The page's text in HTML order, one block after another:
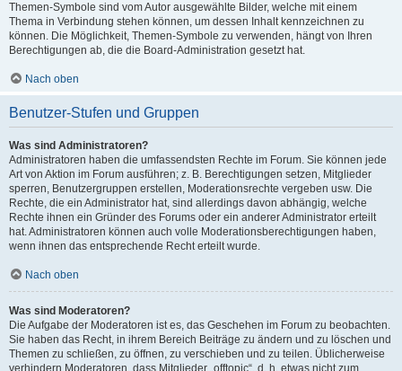
Themen-Symbole sind vom Autor ausgewählte Bilder, welche mit einem
Thema in Verbindung stehen können, um dessen Inhalt kennzeichnen zu
können. Die Möglichkeit, Themen-Symbole zu verwenden, hängt von Ihren
Berechtigungen ab, die die Board-Administration gesetzt hat.
Nach oben
Benutzer-Stufen und Gruppen
Was sind Administratoren?
Administratoren haben die umfassendsten Rechte im Forum. Sie können jede
Art von Aktion im Forum ausführen; z. B. Berechtigungen setzen, Mitglieder
sperren, Benutzergruppen erstellen, Moderationsrechte vergeben usw. Die
Rechte, die ein Administrator hat, sind allerdings davon abhängig, welche
Rechte ihnen ein Gründer des Forums oder ein anderer Administrator erteilt
hat. Administratoren können auch volle Moderationsberechtigungen haben,
wenn ihnen das entsprechende Recht erteilt wurde.
Nach oben
Was sind Moderatoren?
Die Aufgabe der Moderatoren ist es, das Geschehen im Forum zu beobachten.
Sie haben das Recht, in ihrem Bereich Beiträge zu ändern und zu löschen und
Themen zu schließen, zu öffnen, zu verschieben und zu teilen. Üblicherweise
verhindern Moderatoren, dass Mitglieder „offtopic“, d. h. etwas nicht zum